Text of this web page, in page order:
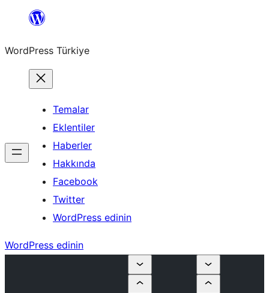
İçeriğe
WordPress Türkiye
Temalar
Eklentiler
Haberler
Hakkında
Facebook
Twitter
WordPress edinin
WordPress edinin